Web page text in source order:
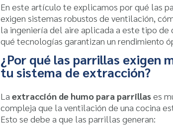
En este artículo te explicamos por qué las
exigen sistemas robustos de ventilación,
la ingeniería del aire aplicada a este tipo de
qué tecnologías garantizan un rendimiento
¿Por qué las parrillas exigen
tu sistema de extracción?
La extracción de humo para parrillases
compleja que la ventilación de una cocina
Esto se debe a que las parrillas generan: